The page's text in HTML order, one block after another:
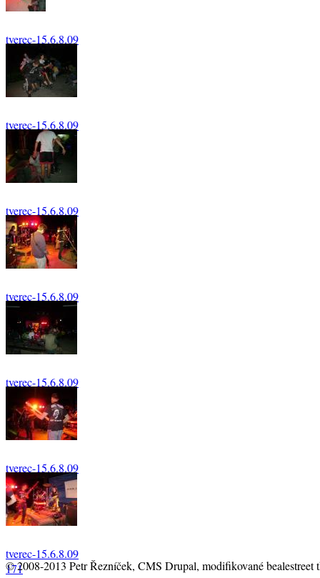
tverec-15.6.8.09
tverec-15.6.8.09
135
tverec-15.6.8.09
136
tverec-15.6.8.09
142
tverec-15.6.8.09
tverec-15.6.8.09
169
tverec-15.6.8.09
171
© 2008-2013 Petr Řezníček, CMS Drupal, modifikované bealestreet